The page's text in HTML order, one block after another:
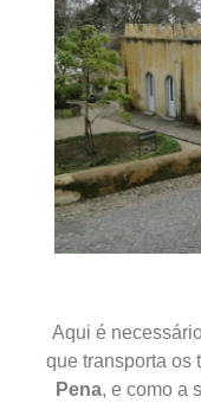
Aqui é
que transporta os
Pena, e como a